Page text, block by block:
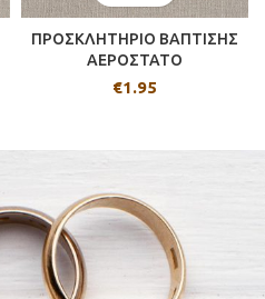
ΠΡΟΣΚΛΗΤΗΡΙΟ ΒΑΠΤΙΣΗΣ
ΑΕΡΟΣΤΑΤΟ
€1.95